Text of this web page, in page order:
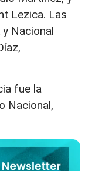
Lezica. Las
Nacional
fue la
Nacional,